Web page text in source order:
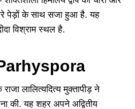
पेड़ों के साथ सजा हुआ है. यह
विश्राम स्थल है.
Parhyspora
लालित्यदित्य मुक्तापीड़ ने
की. यह शहर अपने अद्वितीय